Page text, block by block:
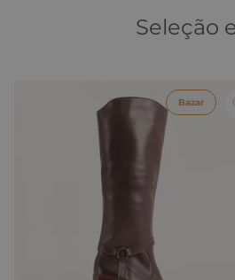
Seleção
Bazar